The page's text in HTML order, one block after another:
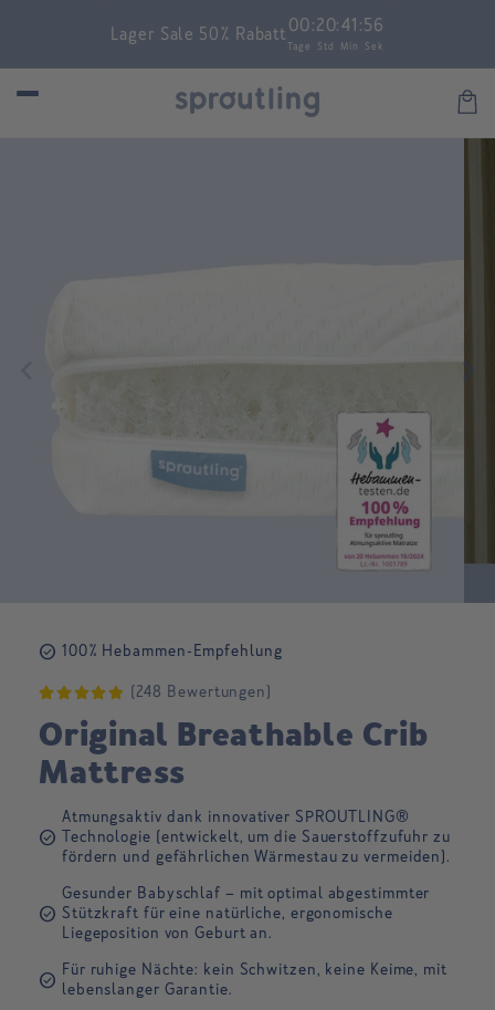
Lager Sale 50% Rabatt 00
Tage
:20
Std
:41
Min
:55
Sek
check_circle 100% Hebammen-Empfehlung
(248 Bewertungen)
Original Breathable Crib
Mattress
check_circle
Atmungsaktiv dank innovativer SPROUTLING®
Technologie (entwickelt, um die Sauerstoffzufuhr zu
fördern und gefährlichen Wärmestau zu vermeiden).
check_circle
Gesunder Babyschlaf – mit optimal abgestimmter
Stützkraft für eine natürliche, ergonomische
Liegeposition von Geburt an.
check_circle Für ruhige Nächte: kein Schwitzen, keine Keime, mit
lebenslanger Garantie.